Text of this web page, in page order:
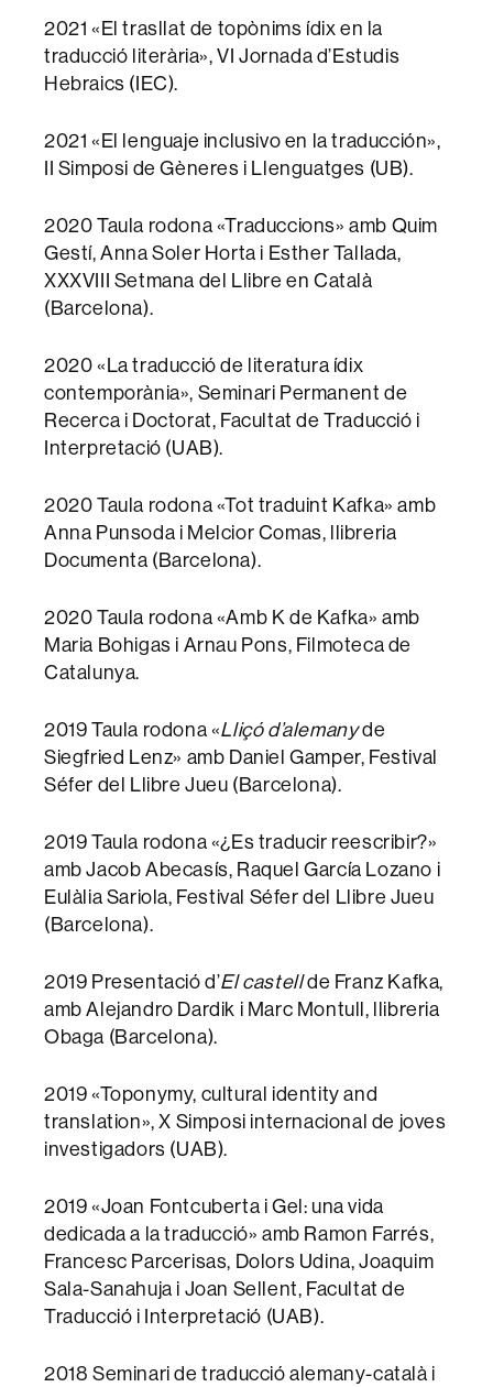
2021 «El trasllat de topònims ídix en la
traducció literària», VI Jornada d’Estudis
Hebraics (IEC).
2021 «El lenguaje inclusivo en la traducción»,
II Simposi de Gèneres i Llenguatges (UB).
2020 Taula rodona «Traduccions» amb Quim
Gestí, Anna Soler Horta i Esther Tallada,
XXXVIII Setmana del Llibre en Català
(Barcelona).
2020 «La traducció de literatura ídix
contemporània», Seminari Permanent de
Recerca i Doctorat, Facultat de Traducció i
Interpretació (UAB).
2020 Taula rodona «Tot traduint Kafka» amb
Anna Punsoda i Melcior Comas, llibreria
Documenta (Barcelona).
2020 Taula rodona «Amb K de Kafka» amb
Maria Bohigas i Arnau Pons, Filmoteca de
Catalunya.
2019 Taula rodona «Lliçó d’alemanyde
Siegfried Lenz» amb Daniel Gamper, Festival
Séfer del Llibre Jueu (Barcelona).
2019 Taula rodona «¿Es traducir reescribir?»
amb Jacob Abecasís, Raquel García Lozano i
Eulàlia Sariola, Festival Séfer del Llibre Jueu
(Barcelona).
2019 Presentació d’El castellde Franz Kafka,
amb Alejandro Dardik i Marc Montull, llibreria
Obaga (Barcelona).
2019 «Toponymy, cultural identity and
translation», X Simposi internacional de joves
investigadors (UAB).
2019 «Joan Fontcuberta i Gel: una vida
dedicada a la traducció» amb Ramon Farrés,
Francesc Parcerisas, Dolors Udina, Joaquim
Sala-Sanahuja i Joan Sellent, Facultat de
Traducció i Interpretació (UAB).
2018 Seminari de traducció alemany-català i